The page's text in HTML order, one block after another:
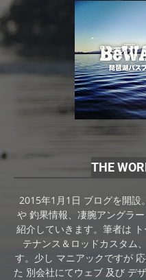
THE
2015年1月1日 ブログを開設
や 釣果情報、凄腕アングラ
紹介していきます。筆者は
テナンス＆ロッドカスタム
す。少し マニアックですが
た 別会社にてウェブ 及び デ